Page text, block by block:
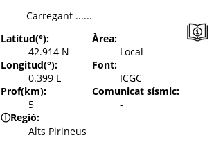
Carregant ......
Latitud(°):
42.914 N
Longitud(°):
0.399 E
Prof(km):
5
ⓘRegió:
Alts Pirineus
Àrea:
Local
Font:
ICGC
Comunicat sísmic:
-